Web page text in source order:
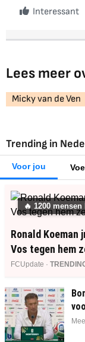
Interessant
Lees meer
Micky van de Ven
Trending in
Voor jou
🔥 1200 mensen
Ronald
Vos tegen hem
FCUpdate ·